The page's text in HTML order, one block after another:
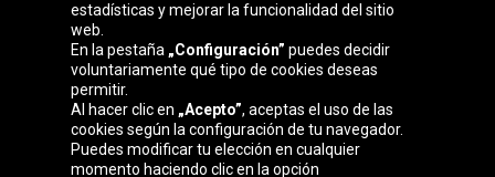
Belgique
republika
France Italia Magyarország Nederland
estadísticas y mejorar la funcionalidad del sitio
web.
En la pestaña „Configuración” puedes decidir
voluntariamente qué tipo de cookies deseas
permitir.
Al hacer clic en „Acepto”, aceptas el uso de las
cookies según la configuración de tu navegador.
Puedes modificar tu elección en cualquier
momento haciendo clic en la opción